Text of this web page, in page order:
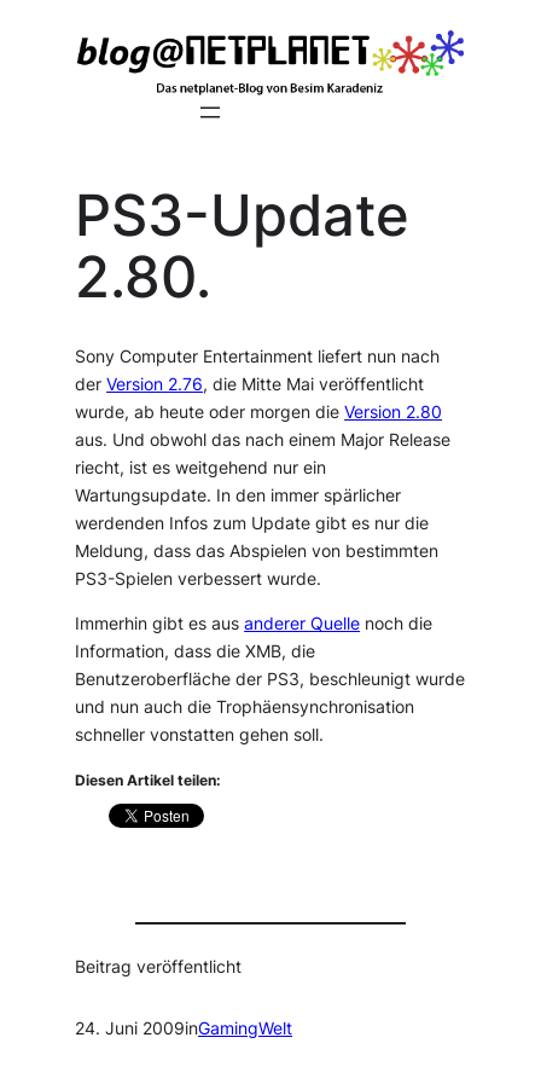
PS3-Update
2.80.
Sony Computer Entertainment liefert nun nach
derVersion 2.76, die Mitte Mai veröffentlicht
wurde, ab heute oder morgen dieVersion 2.80
aus. Und obwohl das nach einem Major Release
riecht, ist es weitgehend nur ein
Wartungsupdate. In den immer spärlicher
werdenden Infos zum Update gibt es nur die
Meldung, dass das Abspielen von bestimmten
PS3-Spielen verbessert wurde.
Immerhin gibt es ausanderer Quelle noch die
Information, dass die XMB, die
Benutzeroberfläche der PS3, beschleunigt wurde
und nun auch die Trophäensynchronisation
schneller vonstatten gehen soll.
Diesen Artikel teilen:
Beitrag veröffentlicht
24. Juni 2009inGamingWelt